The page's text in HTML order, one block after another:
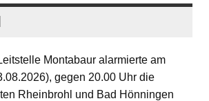
Montabaur alarmierte am
gegen 20.00 Uhr die
Rheinbrohl und Bad Hönningen